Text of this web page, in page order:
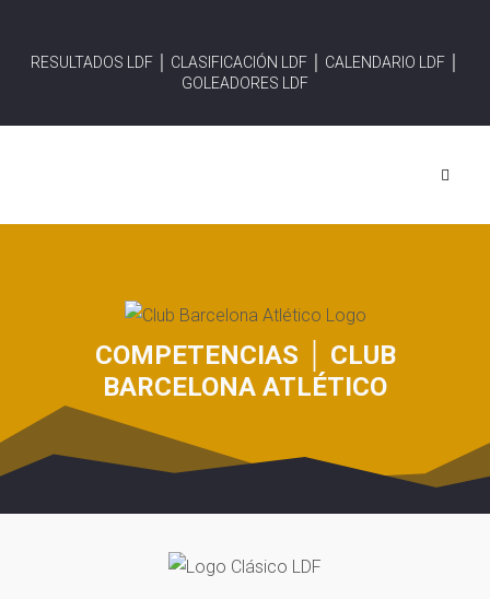
RESULTADOS LDF │ CLASIFICACIÓN LDF │ CALENDARIO LDF │
GOLEADORES LDF
COMPETENCIAS │ CLUB
BARCELONA ATLÉTICO